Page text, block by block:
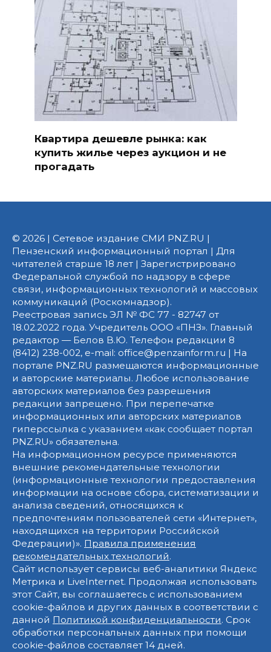
Квартира дешевле рынка: как
купить жилье через аукцион и не
прогадать
© 2026 | Сетевое издание СМИ PNZ.RU |
Пензенский информационный портал | Для
читателей старше 18 лет | Зарегистрировано
Федеральной службой по надзору в сфере
связи, информационных технологий и массовых
коммуникаций (Роскомнадзор).
Реестровая запись ЭЛ № ФС 77 - 82747 от
18.02.2022 года. Учредитель ООО «ПНЗ». Главный
редактор — Белов В.Ю. Телефон редакции 8
(8412) 238-002, e-mail: office@penzainform.ru | На
портале PNZ.RU размещаются информационные
и авторские материалы. Любое использование
авторских материалов без разрешения
редакции запрещено. При перепечатке
информационных или авторских материалов
гиперссылка с указанием «как сообщает портал
PNZ.RU» обязательна.
На информационном ресурсе применяются
внешние рекомендательные технологии
(информационные технологии предоставления
информации на основе сбора, систематизации и
анализа сведений, относящихся к
предпочтениям пользователей сети «Интернет»,
находящихся на территории Российской
Федерации)». Правила применения
рекомендательных технологий.
Сайт использует сервисы веб-аналитики Яндекс
Метрика и LiveInternet. Продолжая использовать
этот Сайт, вы соглашаетесь с использованием
cookie-файлов и других данных в соответствии с
данной Политикой конфиденциальности. Срок
обработки персональных данных при помощи
cookie-файлов составляет 14 дней.